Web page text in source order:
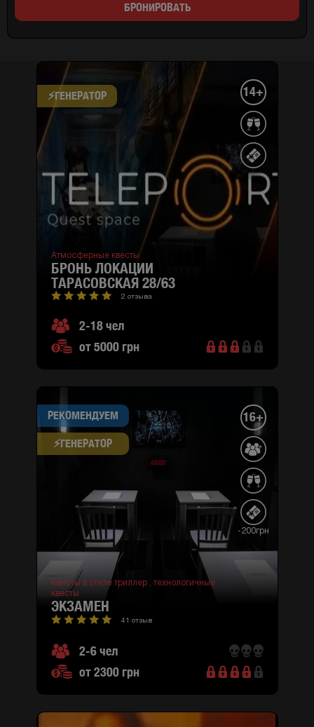
БРОНИРОВАТЬ
⚡​ГЕНЕРАТОР 14+
Атмосферные квесты
БРОНЬ ЛОКАЦИИ
ТАРАСОВСКАЯ 28/63
2 отзыва
2-18 чел
от 5000 грн
РЕКОМЕНДУЕМ
⚡​ГЕНЕРАТОР
16+
-200грн
Квесты в стиле триллер ,технологичные
квесты
ЭКЗАМЕН
41 отзыв
2-6 чел
от 2300 грн